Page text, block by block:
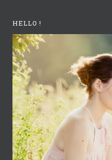
HELLO !